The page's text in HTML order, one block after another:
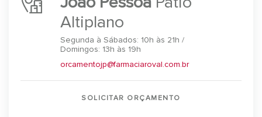
Altiplano
Segunda à Sábados: 10h às 21h /
Domingos: 13h às 19h
orcamentojp@farmaciaroval.com.br
SOLICITAR ORÇAMENTO